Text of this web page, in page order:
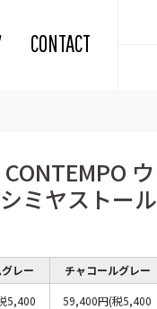
CONTACT
CONTEMPO ウ
ミヤストール
レー
チャコールグレー
5,400
59,400円(税5,400